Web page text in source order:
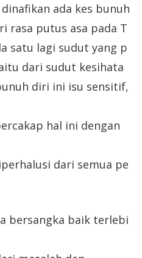
ada kes bunuh
rasa putus asa pada T
satu lagi sudut yang p
dari sudut kesihata
diri ini isu sensitif,
hal ini dengan
dari semua pe
bersangka baik terlebi